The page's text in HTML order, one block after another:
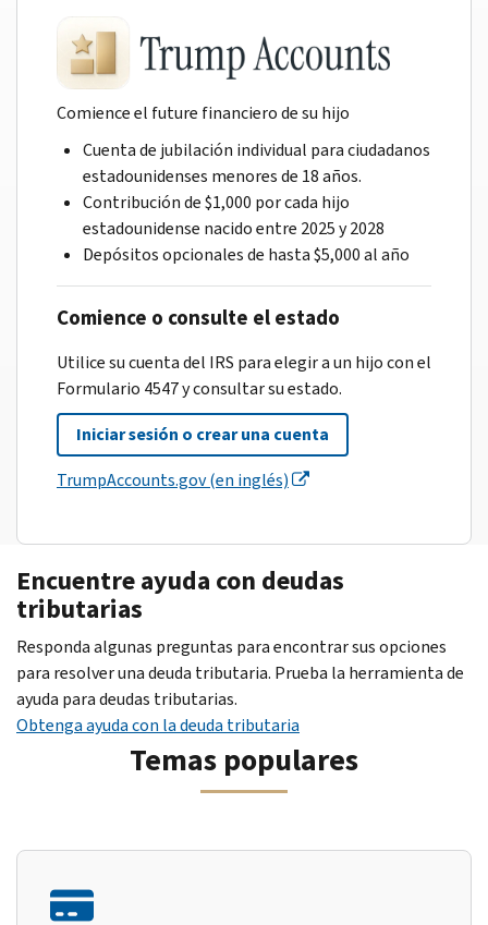
Comience el future financiero de su hijo
Cuenta de jubilación individual para ciudadanos
estadounidenses menores de 18 años.
Contribución de $1,000 por cada hijo
estadounidense nacido entre 2025 y 2028
Depósitos opcionales de hasta $5,000 al año
Comience o consulte el estado
Utilice su cuenta del IRS para elegir a un hijo con el
Formulario 4547 y consultar su estado.
Iniciar sesión o crear una cuenta
TrumpAccounts.gov (en inglés)
Encuentre ayuda con deudas
tributarias
Responda algunas preguntas para encontrar sus opciones
para resolver una deuda tributaria. Prueba la herramienta de
ayuda para deudas tributarias.
Obtenga ayuda con la deuda tributaria
Temas populares